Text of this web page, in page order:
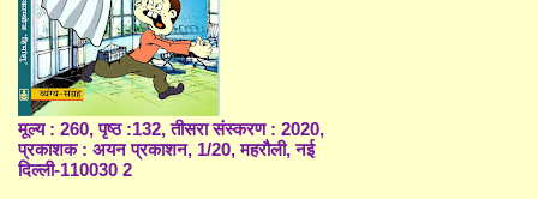
मूल्य : 260, पृष्ठ :132, तीसरा संस्करण : 2020,
प्रकाशक : अयन प्रकाशन, 1/20, महरौली, नई
दिल्ली-110030 2